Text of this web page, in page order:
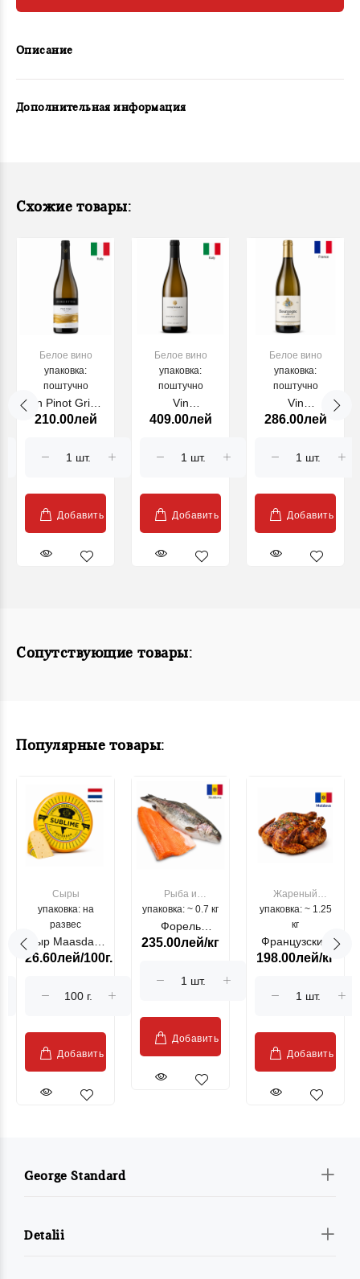
Описание
Дополнительная информация
Схожие товары:
Белое вино
упаковка:
поштучно
Vin Pinot Grigio
2024 Friuli
alb, 750 ml
210.00лей
Добавить
Белое вино
упаковка:
поштучно
Vin
Gewurztraminer
750ml
409.00лей
Добавить
Белое вино
упаковка:
поштучно
Vin
Chardonnay
sec, 750ml,
286.00лей
Добавить
Сопутствующие товары:
Популярные товары:
Сыры
упаковка: на
развес
Сыр Maasdam
Sublime Cow
26.60лей/100г.
Добавить
Рыба и
морепродукты
упаковка: ~ 0.7 кг
Форель
лососевая
Moldovenesc"
235.00лей/кг
Добавить
Жареный
цыпленок
упаковка: ~ 1.25
кг
Французский
гриль, кг
198.00лей/кг
Добавить
George Standard
Detalii